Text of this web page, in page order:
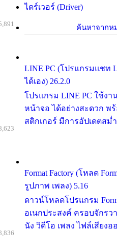
ไดร์เวอร์ (Driver)
ค้นหาจากห
LINE PC (โปรแกรมแชท
ได้เอง) 26.2.0
โปรแกรม LINE PC ใช้ง
หน้าจอ ได้อย่างสะดวก พ
สติกเกอร์ มีการอัปเดตสม่
Format Factory (โหลด
รูปภาพ เพลง) 5.16
ดาวน์โหลดโปรแกรม
อเนกประสงค์ ครอบจักร
นัง วิดีโอ เพลง ไฟล์เสียงอ